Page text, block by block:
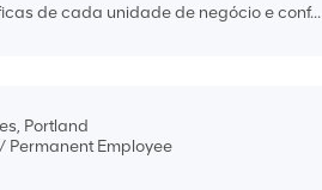
de cada unidade de negócio e conf...
Portland
Permanent Employee